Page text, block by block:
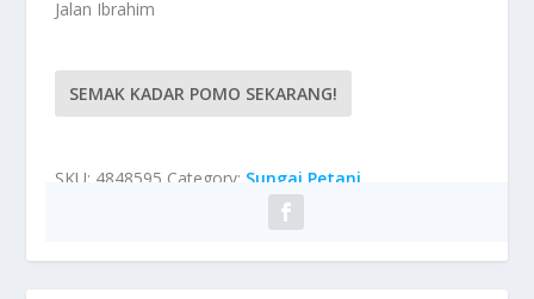
Jalan Ibrahim
SEMAK KADAR POMO SEKARANG!
SKU: 4848595 Category: Sungai Petani